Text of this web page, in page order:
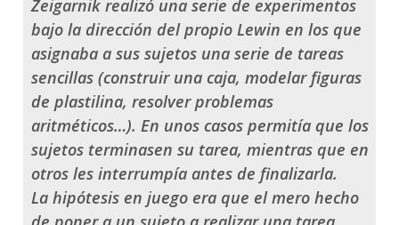
Zeigarnik realizó una serie de experimentos
bajo la dirección del propio Lewin en los que
asignaba a sus sujetos una serie de tareas
sencillas (construir una caja, modelar figuras
de plastilina, resolver problemas
aritméticos…). En unos casos permitía que los
sujetos terminasen su tarea, mientras que en
otros les interrumpía antes de finalizarla.
La hipótesis en juego era que el mero hecho